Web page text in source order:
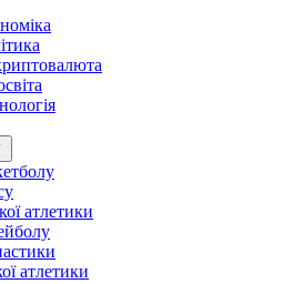
атлетики
атлетики